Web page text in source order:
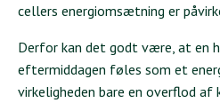
cellers energiomsætning er
Derfor kan det godt være, at en
eftermiddagen føles som et
virkeligheden bare en overflod af